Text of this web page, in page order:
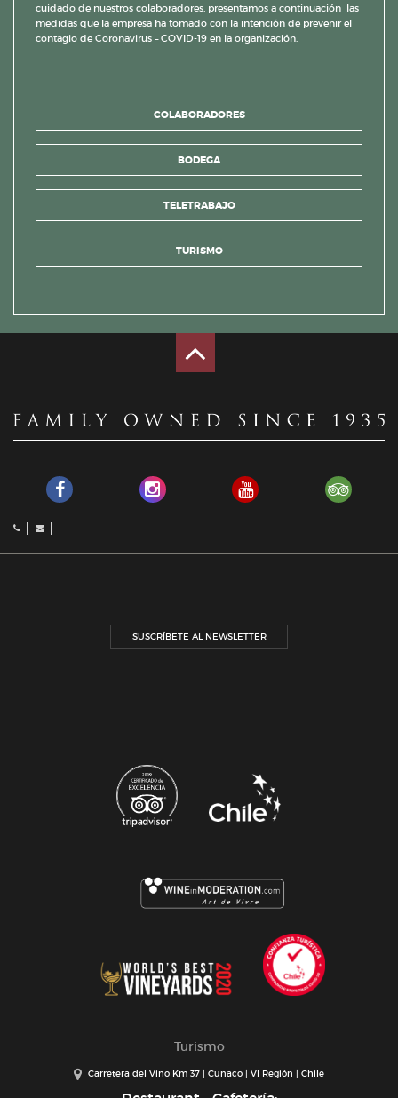
cuidado de nuestros colaboradores, presentamos a continuación las
medidas que la empresa ha tomado con la intención de prevenir el
contagio de Coronavirus – COVID-19 en la organización.
COLABORADORES
BODEGA
TELETRABAJO
TURISMO
SUSCRÍBETE AL NEWSLETTER
Turismo
Carretera del Vino Km 37 | Cunaco | VI Región | Chile